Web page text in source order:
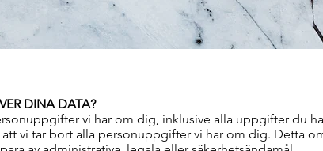
DINA DATA?
vi har om dig, inklusive alla uppgifter du
vi tar bort alla personuppgifter vi har om dig. Detta